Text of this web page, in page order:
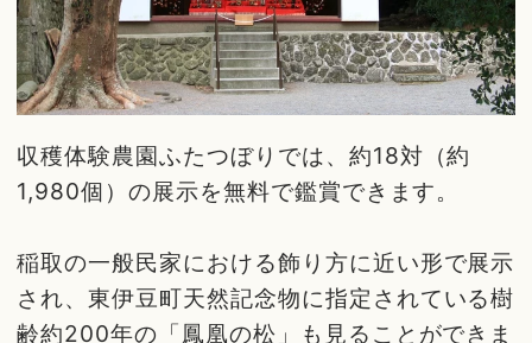
収穫体験農園ふたつぼりでは、約18対（約
1,980個）の展示を無料で鑑賞できます。
稲取の一般民家における飾り方に近い形で展示
され、東伊豆町天然記念物に指定されている樹
齢約200年の「鳳凰の松」も見ることができま